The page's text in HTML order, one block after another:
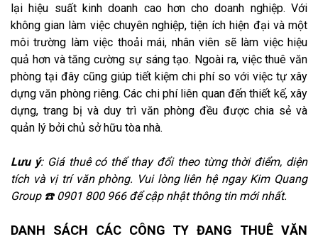
lại hiệu suất kinh doanh cao hơn cho doanh nghiệp. Với
không gian làm việc chuyên nghiệp, tiện ích hiện đại và một
môi trường làm việc thoải mái, nhân viên sẽ làm việc hiệu
quả hơn và tăng cường sự sáng tạo. Ngoài ra, việc thuê văn
phòng tại đây cũng giúp tiết kiệm chi phí so với việc tự xây
dựng văn phòng riêng. Các chi phí liên quan đến thiết kế, xây
dựng, trang bị và duy trì văn phòng đều được chia sẻ và
quản lý bởi chủ sở hữu tòa nhà.
Lưu ý: Giá thuê có thể thay đổi theo từng thời điểm, diện
tích và vị trí văn phòng. Vui lòng liên hệ ngay Kim Quang
Group ☎️ 0901 800 966 để cập nhật thông tin mới nhất.
DANH SÁCH CÁC CÔNG TY ĐANG THUÊ VĂN